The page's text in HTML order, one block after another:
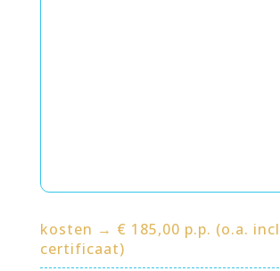
kosten → € 185,00 p.p. (o.a.
certificaat)